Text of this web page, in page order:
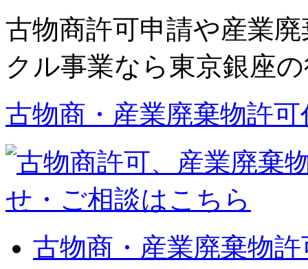
古物商許可申請や産業
クル事業なら東京銀座
古物商・産業廃棄物許
古物商・産業廃棄物